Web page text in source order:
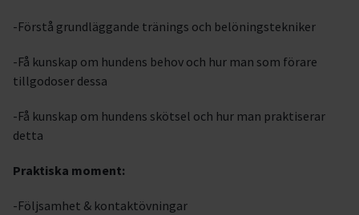
-Förstå grundläggande tränings och belöningstekniker
-Få kunskap om hundens behov och hur man som förare
tillgodoser dessa
-Få kunskap om hundens skötsel och hur man praktiserar
detta
Praktiska moment:
-Följsamhet & kontaktövningar